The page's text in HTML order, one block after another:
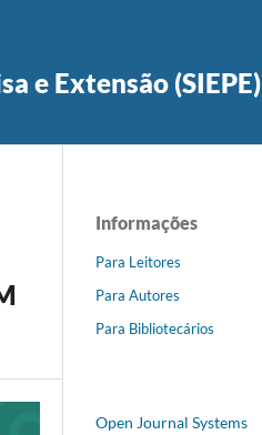
e Extensão (SIEPE)
Informações
Para Leitores
Para Autores
Para Bibliotecários
Open Journal Systems